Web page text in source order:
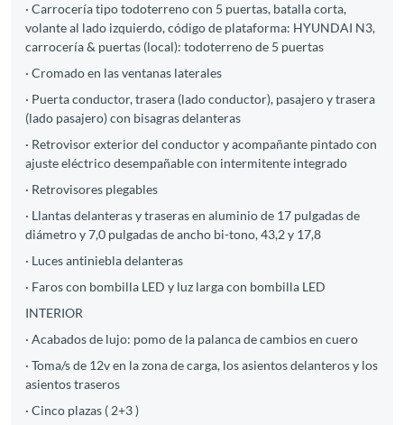
· Carrocería tipo todoterreno con 5 puertas, batalla corta,
volante al lado izquierdo, código de plataforma: HYUNDAI N3,
carrocería & puertas (local): todoterreno de 5 puertas
· Cromado en las ventanas laterales
· Puerta conductor, trasera (lado conductor), pasajero y trasera
(lado pasajero) con bisagras delanteras
· Retrovisor exterior del conductor y acompañante pintado con
ajuste eléctrico desempañable con intermitente integrado
· Retrovisores plegables
· Llantas delanteras y traseras en aluminio de 17 pulgadas de
diámetro y 7,0 pulgadas de ancho bi-tono, 43,2 y 17,8
· Luces antiniebla delanteras
· Faros con bombilla LED y luz larga con bombilla LED
INTERIOR
· Acabados de lujo: pomo de la palanca de cambios en cuero
· Toma/s de 12v en la zona de carga, los asientos delanteros y los
asientos traseros
· Cinco plazas ( 2+3 )